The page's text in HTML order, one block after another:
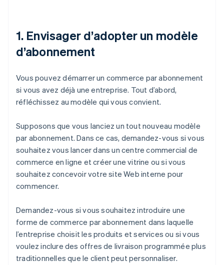
1. Envisager d’adopter un modèle
d’abonnement
Vous pouvez démarrer un commerce par abonnement
si vous avez déjà une entreprise. Tout d’abord,
réfléchissez au modèle qui vous convient.
Supposons que vous lanciez un tout nouveau modèle
par abonnement. Dans ce cas, demandez-vous si vous
souhaitez vous lancer dans un centre commercial de
commerce en ligne et créer une vitrine ou si vous
souhaitez concevoir votre site Web interne pour
commencer.
Demandez-vous si vous souhaitez introduire une
forme de commerce par abonnement dans laquelle
l’entreprise choisit les produits et services ou si vous
voulez inclure des offres de livraison programmée plus
traditionnelles que le client peut personnaliser.